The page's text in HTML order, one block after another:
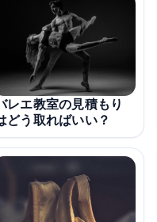
レエ教室の見積もり
どう取ればいい？